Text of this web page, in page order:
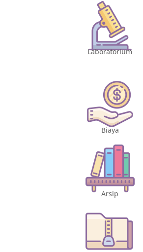
Laboratorium
Biaya
Arsip